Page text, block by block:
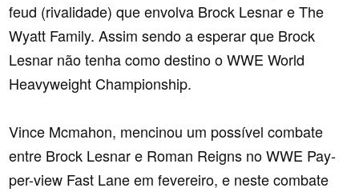
feud (rivalidade) que envolva Brock Lesnar e The
Wyatt Family. Assim sendo a esperar que Brock
Lesnar não tenha como destino o WWE World
Heavyweight Championship.
Vince Mcmahon, mencinou um possível combate
entre Brock Lesnar e Roman Reigns no WWE Pay-
per-view Fast Lane em fevereiro, e neste combate